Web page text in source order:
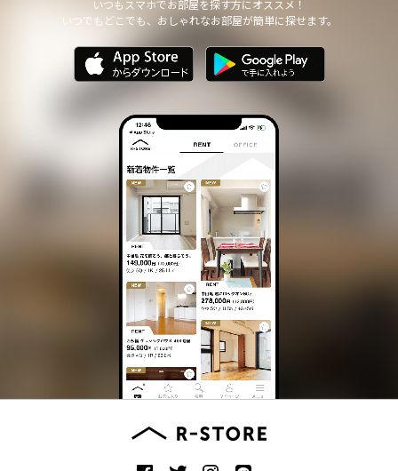
いつもスマホでお部屋を探す方にオススメ！
いつでもどこでも、おしゃれなお部屋が簡単に探せます。